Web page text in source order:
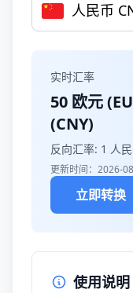
人民币
实时汇率
50 欧元
(CNY)
反向汇率: 1 人
更新时间：2026-
立即转换
使用说明